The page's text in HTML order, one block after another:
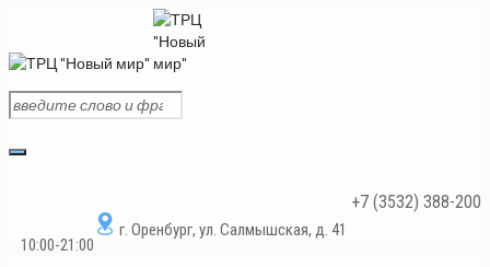
+7 (3532) 388-200
г. Оренбург, ул. Салмышская, д. 41
10:00-21:00